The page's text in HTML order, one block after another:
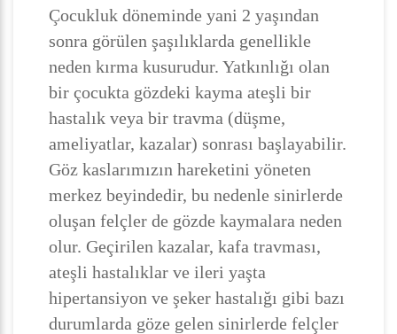
Çocukluk döneminde yani 2 yaşından
sonra görülen şaşılıklarda genellikle
neden kırma kusurudur. Yatkınlığı olan
bir çocukta gözdeki kayma ateşli bir
hastalık veya bir travma (düşme,
ameliyatlar, kazalar) sonrası başlayabilir.
Göz kaslarımızın hareketini yöneten
merkez beyindedir, bu nedenle sinirlerde
oluşan felçler de gözde kaymalara neden
olur. Geçirilen kazalar, kafa travması,
ateşli hastalıklar ve ileri yaşta
hipertansiyon ve şeker hastalığı gibi bazı
durumlarda göze gelen sinirlerde felçler